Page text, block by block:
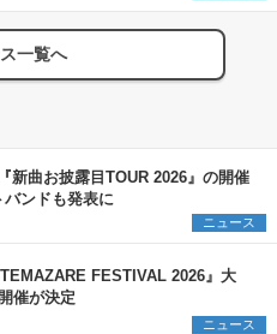
一覧へ
新曲お披露目TOUR 2026』の開催
ンドも発表に
ニュース
FESTIVAL 2026』大
催が決定
ニュース